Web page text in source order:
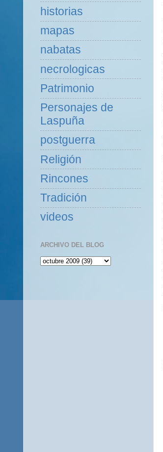
historias
mapas
nabatas
necrologicas
Patrimonio
Personajes de
Laspuña
postguerra
Religión
Rincones
Tradición
videos
ARCHIVO DEL BLOG